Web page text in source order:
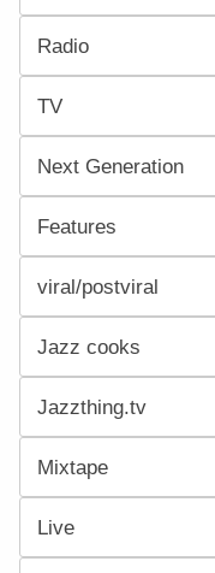
Radio
TV
Next Generation
Features
viral/postviral
Jazz cooks
Jazzthing.tv
Mixtape
Live